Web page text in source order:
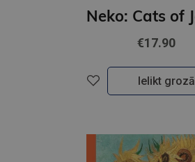
€17.90
Ielikt grozā